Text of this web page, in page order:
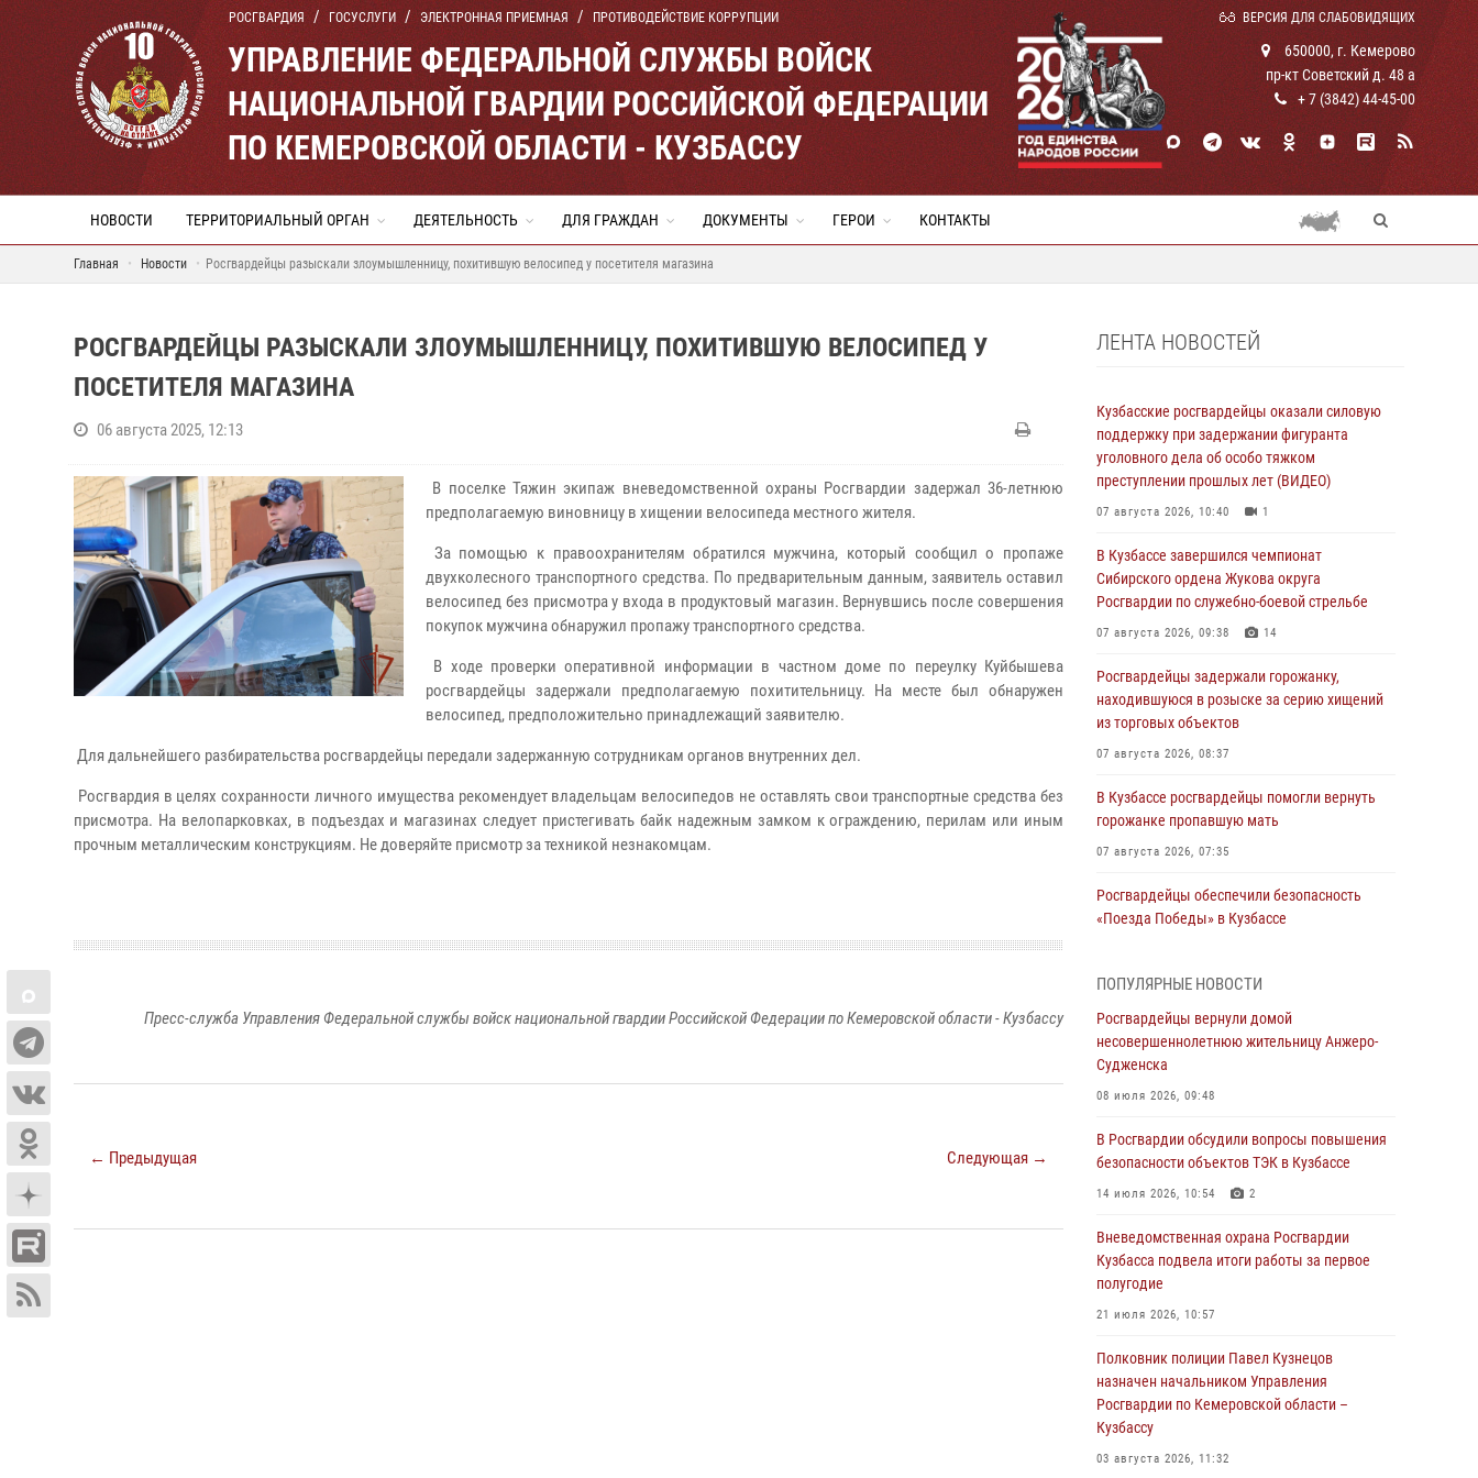
РОСГВАРДИЯ ГОСУСЛУГИ ЭЛЕКТРОННАЯ ПРИЕМНАЯ ПРОТИВОДЕЙСТВИЕ КОРРУПЦИИ ВЕРСИЯ ДЛЯ СЛАБОВИДЯЩИХ
УПРАВЛЕНИЕ ФЕДЕРАЛЬНОЙ СЛУЖБЫ ВОЙСК
НАЦИОНАЛЬНОЙ ГВАРДИИ РОССИЙСКОЙ ФЕДЕРАЦИИ
ПО КЕМЕРОВСКОЙ ОБЛАСТИ - КУЗБАССУ
650000, г. Кемерово
пр-кт Советский д. 48 а
+ 7 (3842) 44-45-00
НОВОСТИ ТЕРРИТОРИАЛЬНЫЙ ОРГАН ДЕЯТЕЛЬНОСТЬ ДЛЯ ГРАЖДАН ДОКУМЕНТЫ ГЕРОИ КОНТАКТЫ
Главная Новости Росгвардейцы разыскали злоумышленницу, похитившую велосипед у посетителя магазина
РОСГВАРДЕЙЦЫ РАЗЫСКАЛИ ЗЛОУМЫШЛЕННИЦУ, ПОХИТИВШУЮ ВЕЛОСИПЕД У
ПОСЕТИТЕЛЯ МАГАЗИНА
06 августа 2025, 12:13
В поселке Тяжин экипаж вневедомственной охраны Росгвардии задержал 36-летнюю
предполагаемую виновницу в хищении велосипеда местного жителя.
За помощью к правоохранителям обратился мужчина, который сообщил о пропаже
двухколесного транспортного средства. По предварительным данным, заявитель оставил
велосипед без присмотра у входа в продуктовый магазин. Вернувшись после совершения
покупок мужчина обнаружил пропажу транспортного средства.
В ходе проверки оперативной информации в частном доме по переулку Куйбышева
росгвардейцы задержали предполагаемую похитительницу. На месте был обнаружен
велосипед, предположительно принадлежащий заявителю.
Для дальнейшего разбирательства росгвардейцы передали задержанную сотрудникам органов внутренних дел.
Росгвардия в целях сохранности личного имущества рекомендует владельцам велосипедов не оставлять свои транспортные средства без
присмотра. На велопарковках, в подъездах и магазинах следует пристегивать байк надежным замком к ограждению, перилам или иным
прочным металлическим конструкциям. Не доверяйте присмотр за техникой незнакомцам.
Пресс-служба Управления Федеральной службы войск национальной гвардии Российской Федерации по Кемеровской области - Кузбассу
← Предыдущая Следующая →
ЛЕНТА НОВОСТЕЙ
Кузбасские росгвардейцы оказали силовую
поддержку при задержании фигуранта
уголовного дела об особо тяжком
преступлении прошлых лет (ВИДЕО)
07 августа 2026, 10:40 1
В Кузбассе завершился чемпионат
Сибирского ордена Жукова округа
Росгвардии по служебно-боевой стрельбе
07 августа 2026, 09:38 14
Росгвардейцы задержали горожанку,
находившуюся в розыске за серию хищений
из торговых объектов
07 августа 2026, 08:37
В Кузбассе росгвардейцы помогли вернуть
горожанке пропавшую мать
07 августа 2026, 07:35
Росгвардейцы обеспечили безопасность
«Поезда Победы» в Кузбассе
Генерал-полковник Олег Плохой поздравил
специалистов организационно-штатных
подразделений Росгвардии с
профессиональным праздником
07 августа 2026, 05:32
С 1 сентября 2026 года вступает в силу новый
федеральный закон о частной охранной
Росгвардейцы задержали предполагаемого
виновника причинения ножевого ранения
Росгвардейцы задержали мужчину,
повредившего имущество горожанки
06 августа 2026, 08:17
ПОПУЛЯРНЫЕ НОВОСТИ
Росгвардейцы вернули домой
несовершеннолетнюю жительницу Анжеро-
Судженска
08 июля 2026, 09:48
В Росгвардии обсудили вопросы повышения
безопасности объектов ТЭК в Кузбассе
14 июля 2026, 10:54 2
Вневедомственная охрана Росгвардии
Кузбасса подвела итоги работы за первое
полугодие
21 июля 2026, 10:57
Полковник полиции Павел Кузнецов
назначен начальником Управления
Росгвардии по Кемеровской области –
Кузбассу
03 августа 2026, 11:32